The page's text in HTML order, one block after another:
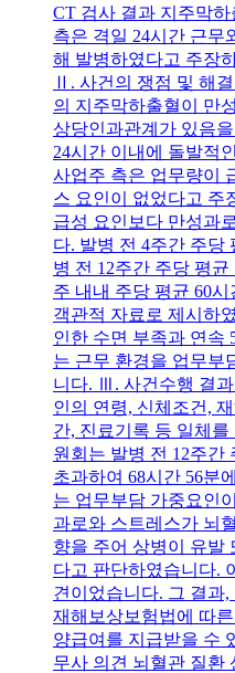
CT 검사 결과 지주막
측은 격일 24시간 근무
해 발병하였다고 주장
Ⅱ. 사건의 쟁점 및 해
의 지주막하출혈이 만
상당인과관계가 있음
24시간 이내에 돌발적
사업주 측은 업무량이
스 요인이 없었다고 주
급성 요인보다 만성과
다. 발병 전 4주간 주당
병 전 12주간 주당 평
주 내내 주당 평균 60
객관적 자료로 제시하
인한 수면 부족과 연속
는 근무 환경을 업무부
니다. Ⅲ. 사건수행 결
인의 연령, 신체조건,
간, 진료기록 등 일체
원회는 발병 전 12주간
초과하여 68시간 56분
는 업무부담 가중요인
과로와 스트레스가 뇌
향을 주어 상병이 유발
다고 판단하였습니다.
견이었습니다. 그 결과
재해보상보험법에 따
양급여를 지급받을 수
무사 의견 뇌혈관 질환